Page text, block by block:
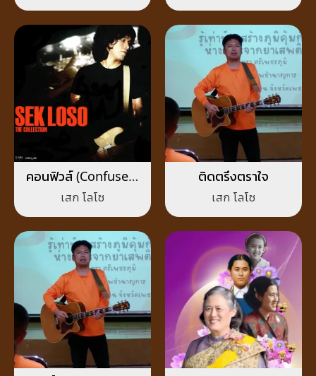
คอนฟิวส์ (Confused)
ซะ
เสก โลโซ
ติดตรึงตราใจ
เสก โลโซ